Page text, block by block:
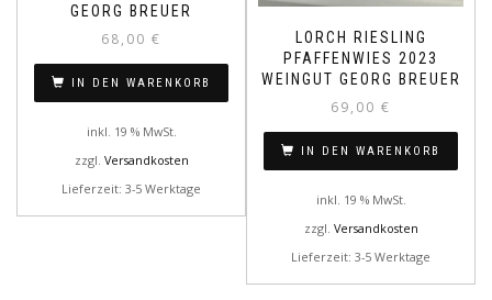
GEORG BREUER
68,00 €
IN DEN WARENKORB
inkl. 19 % MwSt.
zzgl. Versandkosten
Lieferzeit: 3-5 Werktage
LORCH RIESLING
PFAFFENWIES 2023
WEINGUT GEORG BREUER
69,00 €
IN DEN WARENKORB
inkl. 19 % MwSt.
zzgl. Versandkosten
Lieferzeit: 3-5 Werktage